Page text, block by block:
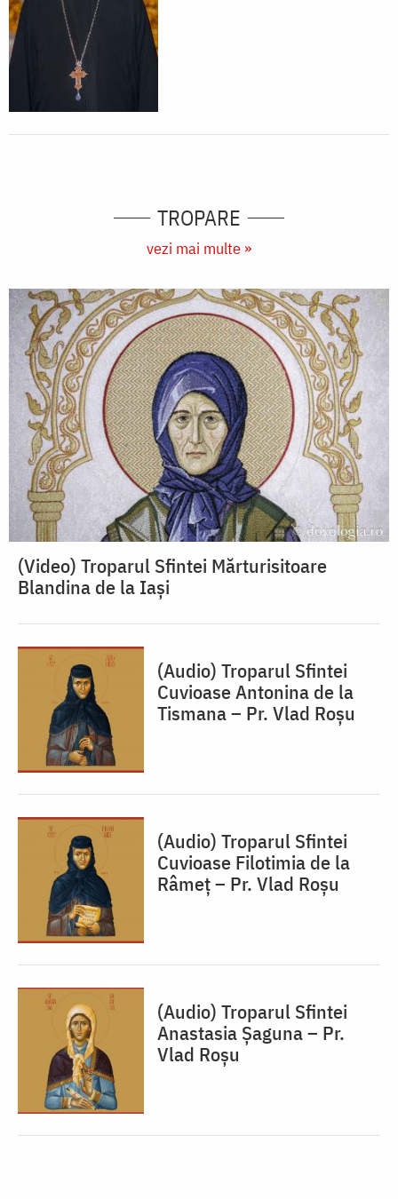
TROPARE
vezi mai multe »
(Video) Troparul Sfintei Mărturisitoare
Blandina de la Iași
(Audio) Troparul Sfintei
Cuvioase Antonina de la
Tismana – Pr. Vlad Roșu
(Audio) Troparul Sfintei
Cuvioase Filotimia de la
Râmeț – Pr. Vlad Roșu
(Audio) Troparul Sfintei
Anastasia Șaguna – Pr.
Vlad Roșu